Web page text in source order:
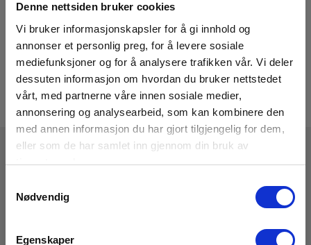
Denne nettsiden bruker cookies
Vi bruker informasjonskapsler for å gi innhold og
annonser et personlig preg, for å levere sosiale
mediefunksjoner og for å analysere trafikken vår. Vi deler
dessuten informasjon om hvordan du bruker nettstedet
vårt, med partnerne våre innen sosiale medier,
annonsering og analysearbeid, som kan kombinere den
med annen informasjon du har gjort tilgjengelig for dem,
eller som de har samlet inn gjennom din bruk av
tjenestene deres.
Nødvendig
Egenskaper